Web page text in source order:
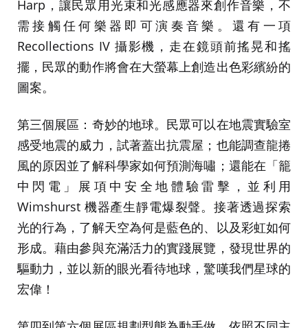
Harp，讓民眾用光束和光感應器來創作音樂，不
需接觸任何樂器即可演奏音樂。還有一項
Recollections IV 攝影機，走在鏡頭前搖晃和搖
擺，民眾的動作將會在大螢幕上創造出色彩繽紛的
圖案。
第三個展區：奇妙的地球。民眾可以在地震實驗室
感受地震的威力，試著蓋出抗震屋；也能調查龍捲
風的原因並了解科學家如何預測海嘯；還能在「籠
中閃電」展項中安全地體驗雷擊，並利用
Wimshurst 機器產生靜電爆裂聲。接著透過探索
光的行為，了解天空為何是藍色的、以及彩虹如何
形成。藉由參與充滿活力的實踐展覽，發現世界的
驅動力，並以新的眼光看待地球，驚嘆我們星球的
宏偉！